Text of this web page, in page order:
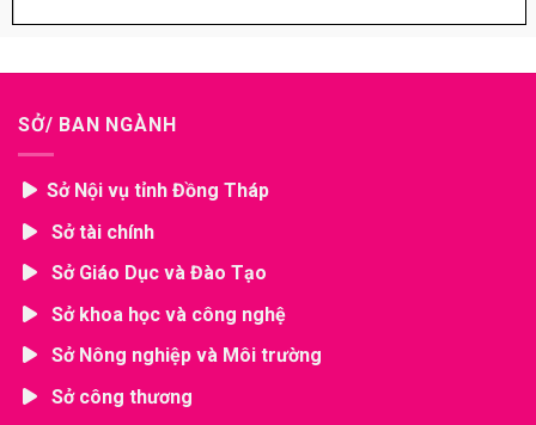
SỞ/ BAN NGÀNH
Sở Nội vụ tỉnh Đồng Tháp
Sở tài chính
Sở Giáo Dục và Đào Tạo
Sở khoa học và công nghệ
Sở Nông nghiệp và Môi trường
Sở công thương